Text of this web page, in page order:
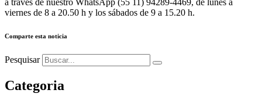
viernes de 8 a 20.50 h y los sábados de 9 a 15.20 h.
Comparte esta noticia
Pesquisar
Categoria